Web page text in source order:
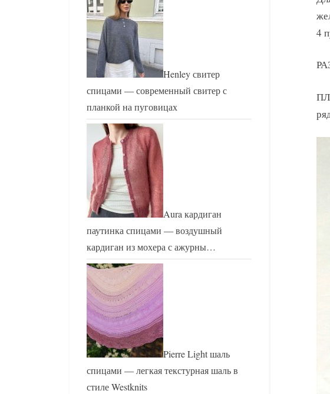
4
Henley свитер
спицами — современный свитер с
планкой на пуговицах
Aura кардиган
паутинка спицами — воздушный
кардиган из мохера с ажурны…
Pierre Light шаль
спицами — легкая текстурная шаль в
стиле Westknits